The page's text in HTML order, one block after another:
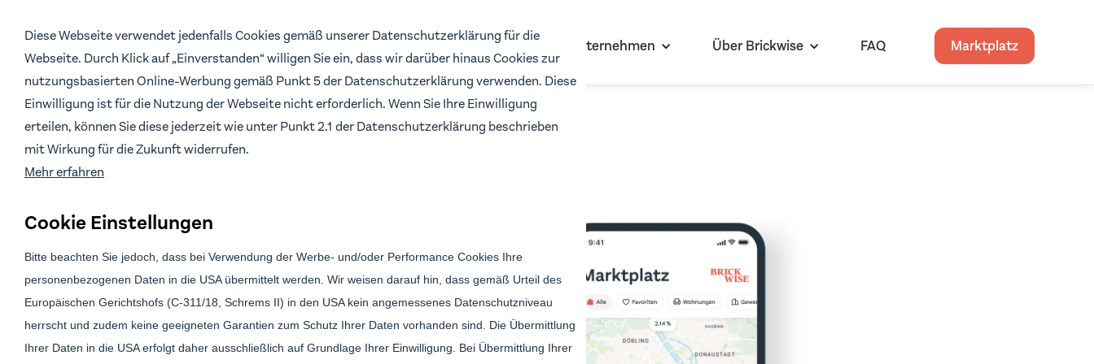
Diese Webseite verwendet jedenfalls Cookies gemäß unserer Datenschutzerklärung für die
Webseite. Durch Klick auf „Einverstanden“ willigen Sie ein, dass wir darüber hinaus Cookies zur
nutzungsbasierten Online-Werbung gemäß Punkt 5 der Datenschutzerklärung verwenden. Diese
Einwilligung ist für die Nutzung der Webseite nicht erforderlich. Wenn Sie Ihre Einwilligung
erteilen, können Sie diese jederzeit wie unter Punkt 2.1 der Datenschutzerklärung beschrieben
mit Wirkung für die Zukunft widerrufen.
Mehr erfahren
Cookie Einstellungen
Bitte beachten Sie jedoch, dass bei Verwendung der Werbe- und/oder Performance Cookies Ihre
personenbezogenen Daten in die USA übermittelt werden. Wir weisen darauf hin, dass gemäß Urteil des
Europäischen Gerichtshofs (C-311/18, Schrems II) in den USA kein angemessenes Datenschutzniveau
herrscht und zudem keine geeigneten Garantien zum Schutz Ihrer Daten vorhanden sind. Die Übermittlung
Ihrer Daten in die USA erfolgt daher ausschließlich auf Grundlage Ihrer Einwilligung. Bei Übermittlung Ihrer
Für Investor:innen Für Unternehmen Über Brickwise FAQ Marktplatz
Monat, jeden Monat.
ab € 100
Monatliche